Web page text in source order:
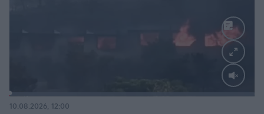
Loaded
10.08.2026, 12:00